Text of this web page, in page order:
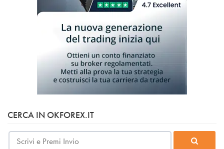
CERCA IN OKFOREX.IT